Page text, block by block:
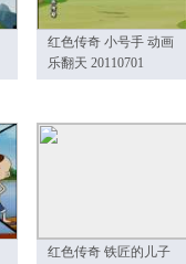
红色传奇 小号手 动画
乐翻天 20110701
红色传奇 铁匠的儿子